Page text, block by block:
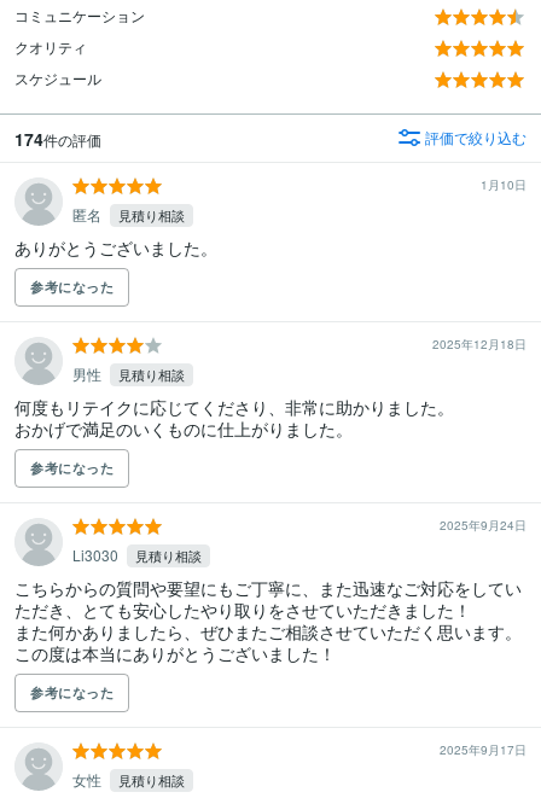
コミュニケーション
クオリティ
スケジュール
174件の評価 評価で絞り込む
1月10日
匿名 見積り相談
ありがとうございました。
参考になった
2025年12月18日
男性 見積り相談
何度もリテイクに応じてくださり、非常に助かりました。
おかげで満足のいくものに仕上がりました。
参考になった
2025年9月24日
Li3030 見積り相談
こちらからの質問や要望にもご丁寧に、また迅速なご対応をしてい
ただき、とても安心したやり取りをさせていただきました！
また何かありましたら、ぜひまたご相談させていただく思います。
参考になった
2025年9月17日
女性 見積り相談